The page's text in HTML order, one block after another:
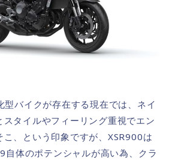
型バイクが存在する現在では、ネイ
タイルやフィーリング重視でエン
、という印象ですが、XSR900は
体のポテンシャルが高い為、クラ